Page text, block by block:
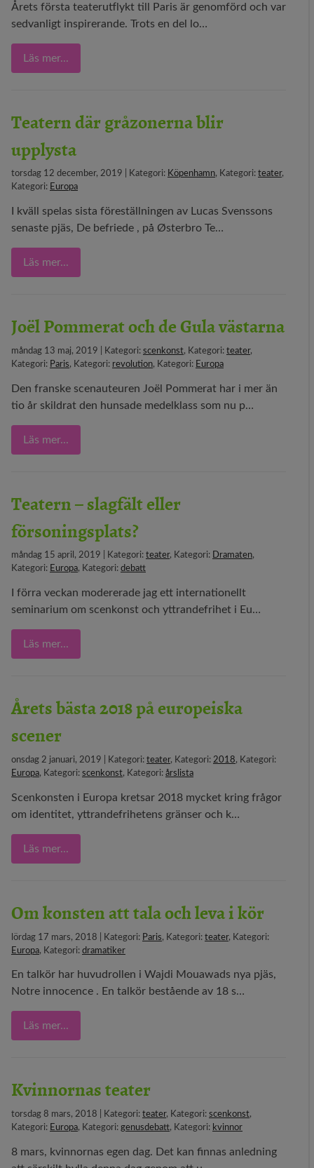
Årets första teaterutflykt till Paris är genomförd och var
sedvanligt inspirerande. Trots en del lo…
Läs mer...
Teatern där gråzonerna blir
upplysta
torsdag 12 december, 2019 | Kategori: Köpenhamn, Kategori: teater,
Kategori: Europa
I kväll spelas sista föreställningen av Lucas Svenssons
senaste pjäs, De befriede , på Østerbro Te…
Läs mer...
Joël Pommerat och de Gula västarna
måndag 13 maj, 2019 | Kategori: scenkonst, Kategori: teater,
Kategori: Paris, Kategori: revolution, Kategori: Europa
Den franske scenauteuren Joël Pommerat har i mer än
tio år skildrat den hunsade medelklass som nu p…
Läs mer...
Teatern – slagfält eller
försoningsplats?
måndag 15 april, 2019 | Kategori: teater, Kategori: Dramaten,
Kategori: Europa, Kategori: debatt
I förra veckan modererade jag ett internationellt
seminarium om scenkonst och yttrandefrihet i Eu…
Läs mer...
Årets bästa 2018 på europeiska
scener
onsdag 2 januari, 2019 | Kategori: teater, Kategori: 2018, Kategori:
Europa, Kategori: scenkonst, Kategori: årslista
Scenkonsten i Europa kretsar 2018 mycket kring frågor
om identitet, yttrandefrihetens gränser och k…
Läs mer...
Om konsten att tala och leva i kör
lördag 17 mars, 2018 | Kategori: Paris, Kategori: teater, Kategori:
Europa, Kategori: dramatiker
En talkör har huvudrollen i Wajdi Mouawads nya pjäs,
Notre innocence . En talkör bestående av 18 s…
Läs mer...
Kvinnornas teater
torsdag 8 mars, 2018 | Kategori: teater, Kategori: scenkonst,
Kategori: Europa, Kategori: genusdebatt, Kategori: kvinnor
8 mars, kvinnornas egen dag. Det kan finnas anledning